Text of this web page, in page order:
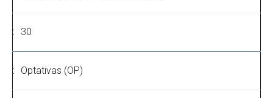
30
Optativas (OP)